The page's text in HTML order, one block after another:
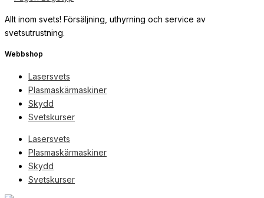
Allt inom svets! Försäljning, uthyrning och service av
svetsutrustning.
Webbshop
Lasersvets
Plasmaskärmaskiner
Skydd
Svetskurser
Lasersvets
Plasmaskärmaskiner
Skydd
Svetskurser